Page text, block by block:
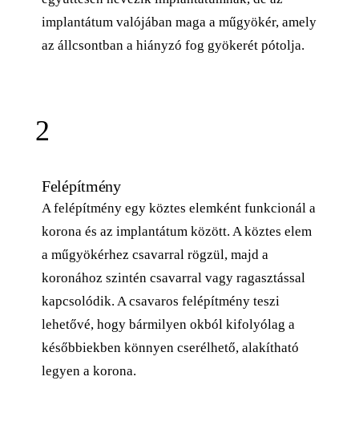
implantátum valójában maga a műgyökér, amely
az állcsontban a hiányzó fog gyökerét pótolja.
2
Felépítmény
A felépítmény egy köztes elemként funkcionál a
korona és az implantátum között. A köztes elem
a műgyökérhez csavarral rögzül, majd a
koronához szintén csavarral vagy ragasztással
kapcsolódik. A csavaros felépítmény teszi
lehetővé, hogy bármilyen okból kifolyólag a
későbbiekben könnyen cserélhető, alakítható
legyen a korona.